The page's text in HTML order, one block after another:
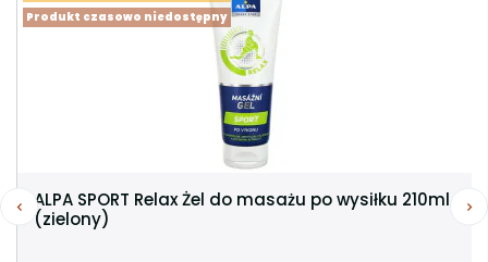
ALPA SPORT Relax Żel do masażu po wysiłku 210ml
(zielony)
Produkt czasowo niedostępny